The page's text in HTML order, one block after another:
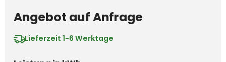
Angebot auf Anfrage
Lieferzeit 1-6 Werktage